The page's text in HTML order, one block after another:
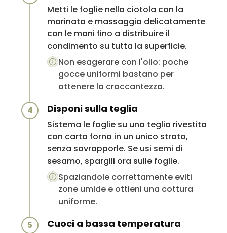
Metti le foglie nella ciotola con la
marinata e massaggia delicatamente
con le mani fino a distribuire il
condimento su tutta la superficie.
Non esagerare con l'olio: poche
gocce uniformi bastano per
ottenere la croccantezza.
4 Disponi sulla teglia
Sistema le foglie su una teglia rivestita
con carta forno in un unico strato,
senza sovrapporle. Se usi semi di
sesamo, spargili ora sulle foglie.
Spaziandole correttamente eviti
zone umide e ottieni una cottura
uniforme.
5 Cuoci a bassa temperatura